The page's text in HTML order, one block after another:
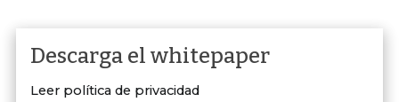
Descarga el whitepaper
Leer política de privacidad